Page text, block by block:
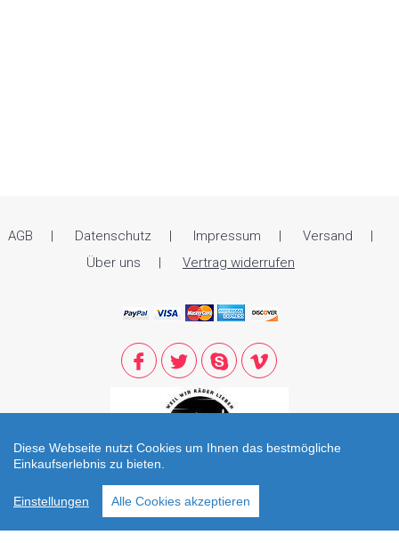
AGB Datenschutz Impressum
Versand
Über uns
Vertrag widerrufen
© 2021 Zweirad Reiter. All Rights Reserved. Öffnungszeiten: Di - Fr: 09.00
bis 12.30 und 13.30 bis 18.00 Sa: 09.00 - 14.00 / office@zweirad-reiter.at
Diese Webseite nutzt Cookies um Ihnen das bestmögliche
Einkaufserlebnis zu bieten.
Einstellungen Alle Cookies akzeptieren